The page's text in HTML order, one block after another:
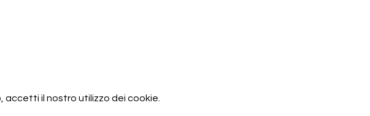
accetti il ​​nostro utilizzo dei cookie.